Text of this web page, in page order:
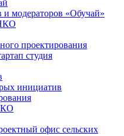
и модераторов «Обучай»
проектирования
студия
инициатив
офис сельских